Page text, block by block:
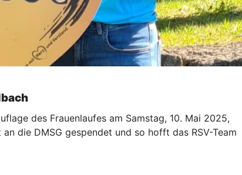
des Frauenlaufes am Samstag, 10. Mai 2025,
die DMSG gespendet und so hofft das RSV-Team